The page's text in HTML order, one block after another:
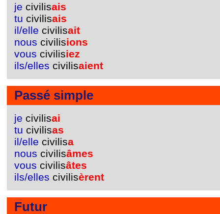
je civilisais
tu civilisais
il/elle civilisait
nous civilisions
vous civilisiez
ils/elles civilisaient
Passé simple
je civilisai
tu civilisas
il/elle civilisa
nous civilisâmes
vous civilisâtes
ils/elles civilisèrent
Futur